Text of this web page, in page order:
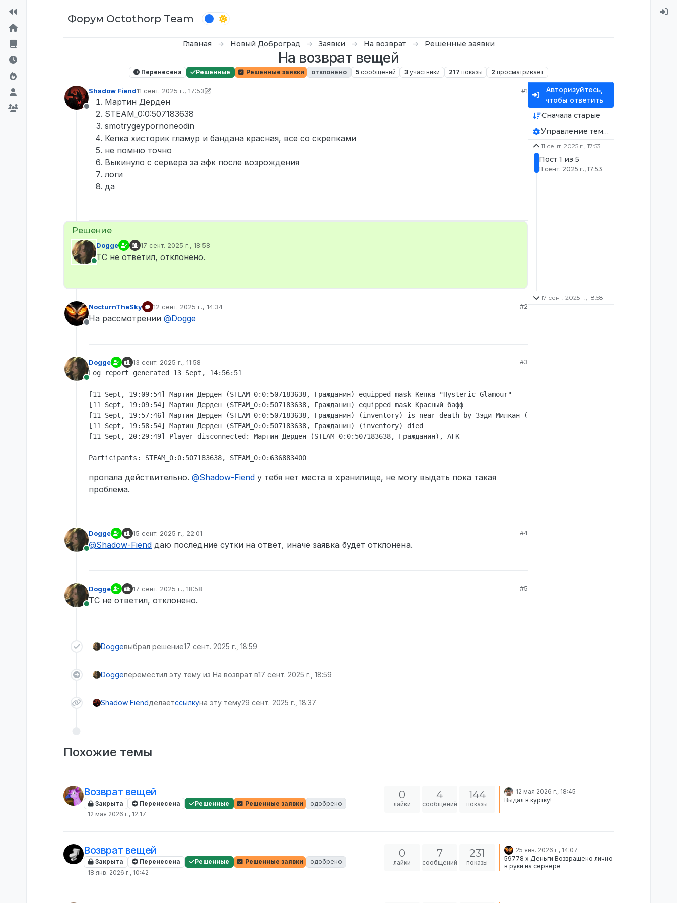
Форум Octothorp Team
Главная Новый Доброград Заявки На возврат Решенные заявки
На возврат вещей
Перенесена Решенные Решенные заявки отклонено 5 сообщений 3 участники 217 показы 2 просматривает
Не в сети
Shadow Fiend11 сент. 2025 г., 17:53
отредактировано D0n Bar0n
#1
Мартин Дерден
STEAM_0:0:507183638
smotrygeypornoneodin
Кепка хисторик гламур и бандана красная, все со скрепками
не помню точно
Выкинуло с сервера за афк после возрождения
логи
да
В сети
Dogge 17 сент. 2025 г., 18:58
отредактировано
ТС не ответил, отклонено.
Не в сети
NocturnTheSky 12 сент. 2025 г., 14:34
отредактировано
#2
На рассмотрении @Dogge
В сети
Dogge 13 сент. 2025 г., 11:58
отредактировано
#3
Log report generated 13 Sept, 14:56:51
[11 Sept, 19:09:54] Мартин Дерден (STEAM_0:0:507183638, Гражданин) equipped mask Кепка "Hysteric Glamour"
[11 Sept, 19:09:54] Мартин Дерден (STEAM_0:0:507183638, Гражданин) equipped mask Красный бафф
[11 Sept, 19:57:46] Мартин Дерден (STEAM_0:0:507183638, Гражданин) (inventory) is near death by Зэди Милкан (STEAM_0:0:636883400, Полицейский
[11 Sept, 19:58:54] Мартин Дерден (STEAM_0:0:507183638, Гражданин) (inventory) died
[11 Sept, 20:29:49] Player disconnected: Мартин Дерден (STEAM_0:0:507183638, Гражданин), AFK
пропала действительно. @Shadow-Fiend у тебя нет места в хранилище, не могу выдать пока такая
проблема.
В сети
Dogge 15 сент. 2025 г., 22:01
отредактировано
#4
@Shadow-Fiend даю последние сутки на ответ, иначе заявка будет отклонена.
В сети
Dogge 17 сент. 2025 г., 18:58
отредактировано
#5
ТС не ответил, отклонено.
Doggeвыбрал решение17 сент. 2025 г., 18:59
Doggeпереместил эту тему из На возврат в17 сент. 2025 г., 18:59
Shadow Fiendделаетссылкуна эту тему29 сент. 2025 г., 18:37
Авторизуйтесь,
чтобы ответить
Сначала старые
Управление темой
11 сент. 2025 г., 17:53
Пост 1 из 5
11 сент. 2025 г., 17:53
17 сент. 2025 г., 18:58
Похожие темы
Возврат вещей
Закрыта Перенесена Решенные Решенные заявки
одобрено
12 мая 2026 г., 12:17
0
лайки
4
сообщений
144
показы
12 мая 2026 г., 18:45
Выдал в куртку!
Возврат вещей
Закрыта Перенесена Решенные Решенные заявки
одобрено
18 янв. 2026 г., 10:42
0
лайки
7
сообщений
231
показы
25 янв. 2026 г., 14:07
59778 x Деньги Возвращено лично
в руки на сервере